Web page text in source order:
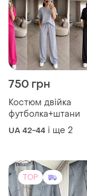
750 грн
Костюм двійка
футболка+штани
UA 42-44 і ще 2
TOP